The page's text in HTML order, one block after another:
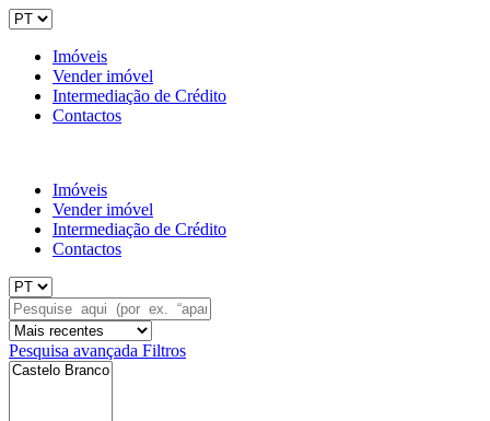
Imóveis
Vender imóvel
Intermediação de Crédito
Contactos
Imóveis
Vender imóvel
Intermediação de Crédito
Contactos
Pesquisa avançada Filtros